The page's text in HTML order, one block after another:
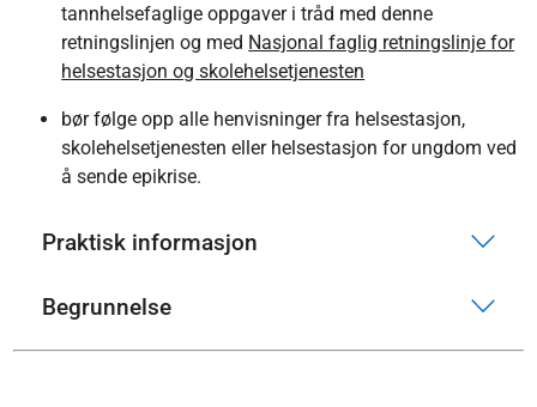
tannhelsefaglige oppgaver i tråd med denne
retningslinjen og med Nasjonal faglig retningslinje for
helsestasjon og skolehelsetjenesten
bør følge opp alle henvisninger fra helsestasjon,
skolehelsetjenesten eller helsestasjon for ungdom ved
å sende epikrise.
Praktisk informasjon
Begrunnelse